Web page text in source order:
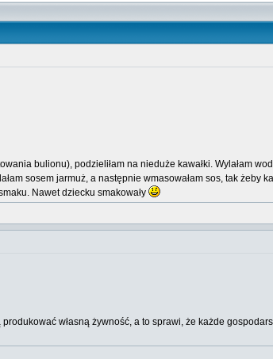
bulionu), podzieliłam na nieduże kawałki. Wylałam
sosem jarmuż, a następnie wmasowałam sos, tak żeby
Nawet dziecku smakowały
własną żywność, a to sprawi, że każde